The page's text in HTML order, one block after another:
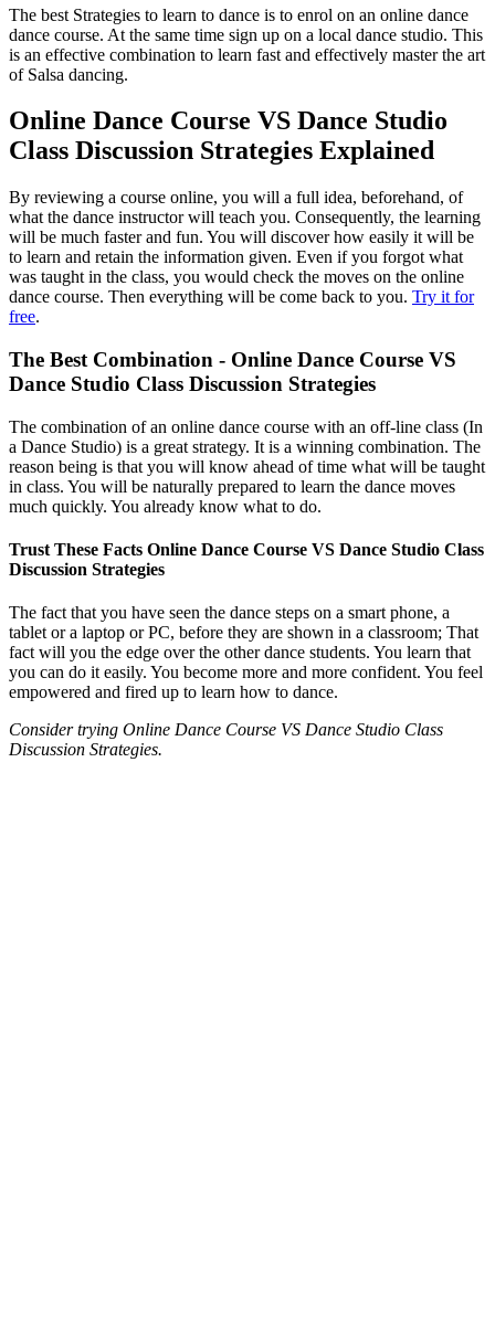
The best Strategies to learn to dance is to enrol on an online dance
dance course. At the same time sign up on a local dance studio. This
is an effective combination to learn fast and effectively master the art
of Salsa dancing.
Online Dance Course VS Dance Studio
Class Discussion Strategies Explained
By reviewing a course online, you will a full idea, beforehand, of
what the dance instructor will teach you. Consequently, the learning
will be much faster and fun. You will discover how easily it will be
to learn and retain the information given. Even if you forgot what
was taught in the class, you would check the moves on the online
dance course. Then everything will be come back to you. Try it for
free.
The Best Combination - Online Dance Course VS
Dance Studio Class Discussion Strategies
The combination of an online dance course with an off-line class (In
a Dance Studio) is a great strategy. It is a winning combination. The
reason being is that you will know ahead of time what will be taught
in class. You will be naturally prepared to learn the dance moves
much quickly. You already know what to do.
Trust These Facts Online Dance Course VS Dance Studio Class
Discussion Strategies
The fact that you have seen the dance steps on a smart phone, a
tablet or a laptop or PC, before they are shown in a classroom; That
fact will you the edge over the other dance students. You learn that
you can do it easily. You become more and more confident. You feel
empowered and fired up to learn how to dance.
Consider trying Online Dance Course VS Dance Studio Class
Discussion Strategies.